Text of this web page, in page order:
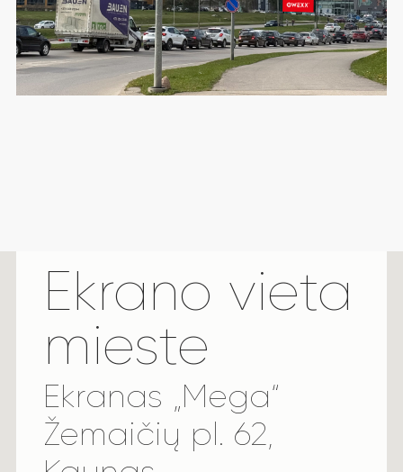
Ekrano vieta
mieste
Ekranas „Mega“
Žemaičių pl. 62,